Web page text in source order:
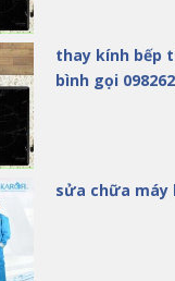
thay kính bếp
bình gọi
sửa chữa máy